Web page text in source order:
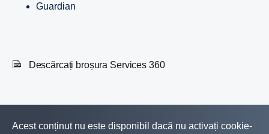
Guardian
Descărcați broșura Services 360
Acest conținut nu este disponibil dacă nu activați cookie-